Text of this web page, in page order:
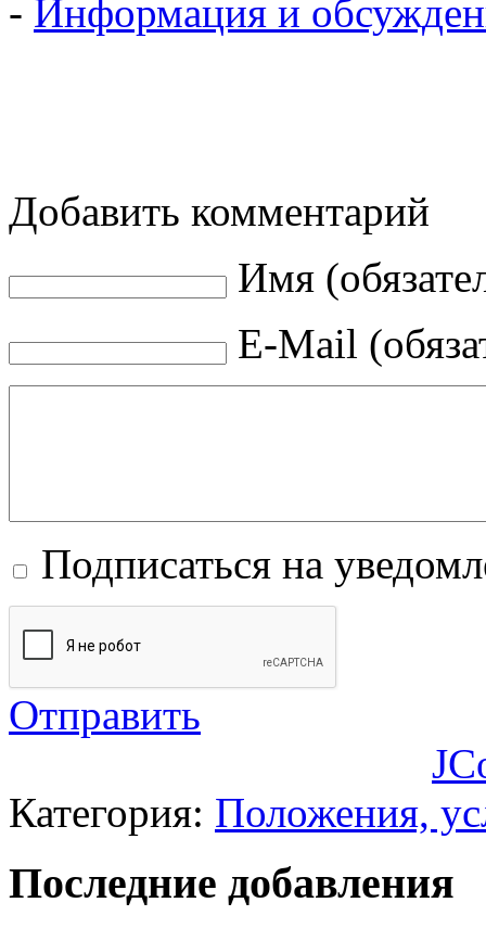
- Информация и
Добавить комментарий
Имя
E-Mail
Подписаться на
Отправить
Категория: Положения,
Последние добавления